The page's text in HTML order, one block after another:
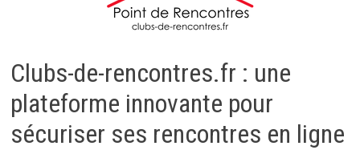
Clubs-de-rencontres.fr : une
plateforme innovante pour
sécuriser ses rencontres en ligne